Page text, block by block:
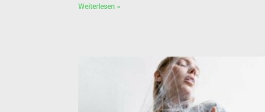
Weiterlesen »